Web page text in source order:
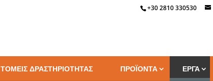
+30 2810 330530
ΤΟΜΕΙΣ ΔΡΑΣΤΗΡΙΟΤΗΤΑΣ ΠΡΟΪΟΝΤΑ ΕΡΓΑ